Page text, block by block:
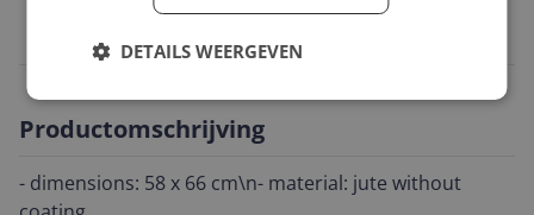
5410329640811
Productomschrijving
- dimensions: 58 x 66 cm\n- material: jute without
DETAILS WEERGEVEN